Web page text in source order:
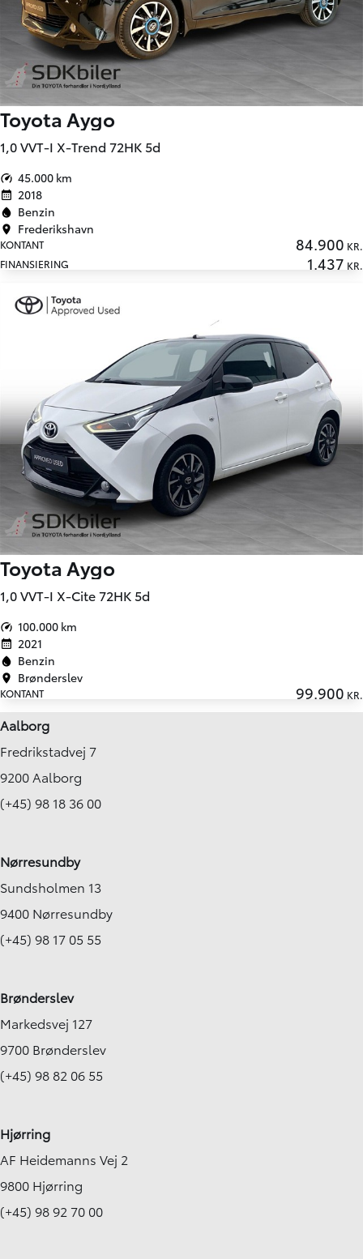
Toyota Aygo
1,0 VVT-I X-Trend 72HK 5d
45.000 km
2018
Benzin
Frederikshavn
KONTANT 84.900 KR.
FINANSIERING
1.437 KR.
Toyota Aygo
1,0 VVT-I X-Cite 72HK 5d
100.000 km
2021
Benzin
Brønderslev
KONTANT 99.900 KR.
Aalborg
Fredrikstadvej 7
9200 Aalborg
(+45) 98 18 36 00
Nørresundby
Sundsholmen 13
9400 Nørresundby
(+45) 98 17 05 55
Brønderslev
Markedsvej 127
9700 Brønderslev
(+45) 98 82 06 55
Hjørring
AF Heidemanns Vej 2
9800 Hjørring
(+45) 98 92 70 00